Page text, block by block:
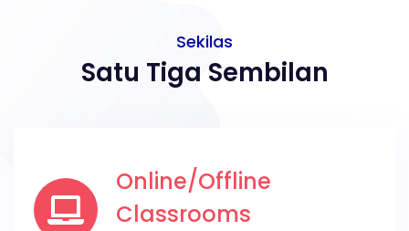
Sekilas
Satu Tiga Sembilan
Online/Offline
Classrooms